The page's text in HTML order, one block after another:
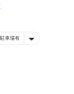
駐車場有